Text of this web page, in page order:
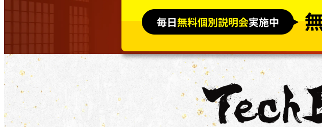
在職者であり、​雇用主の​変更を​伴う​転職を​目指している方で​あれば、​正社員、​契約
対象コース
キャッシュバックを​受けられる​コースは​「動画編集道場Pro」​「広告運用道場」​「
道場」​です。
補助金の詳細